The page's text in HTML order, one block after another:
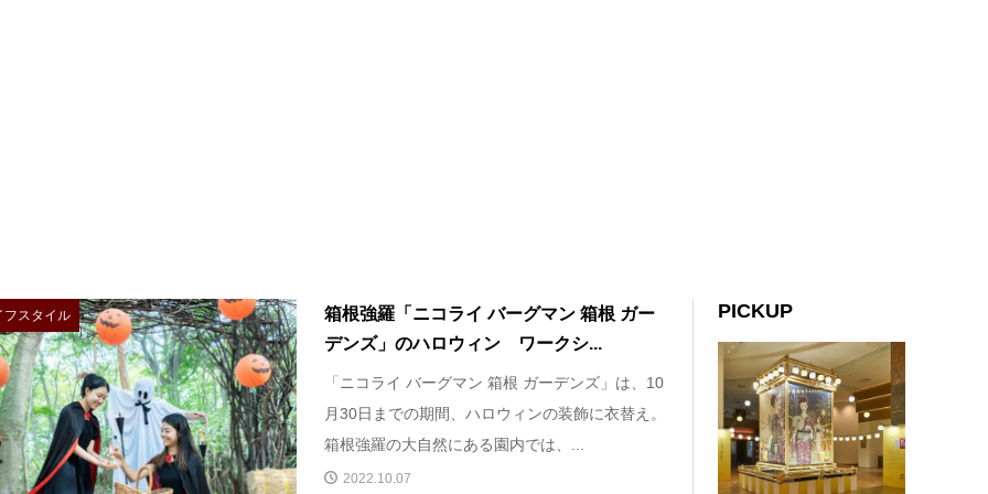
フスタイル
箱根強羅「ニコライ バーグマン 箱根 ガー
デンズ」のハロウィン ワークシ...
「ニコライ バーグマン 箱根 ガーデンズ」は、10
月30日までの期間、ハロウィンの装飾に衣替え。
箱根強羅の大自然にある園内では、...
2022.10.07
PICKUP